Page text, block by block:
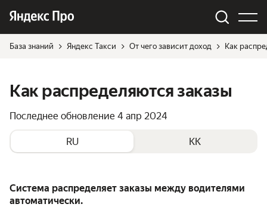
База знаний Яндекс Такси От чего зависит доход Как
Как распределяются заказы
Последнее обновление 4 апр 2024
RU KK
Система распределяет заказы между водителями
автоматически.